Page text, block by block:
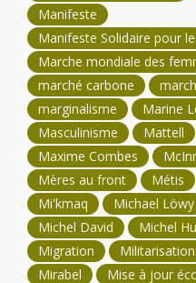
Manifeste
Manifeste Solidaire pour
Marche mondiale des
marché carbone
marginalisme
Marine
Masculinisme
Mattell
Maxime Combes
Mères au front
Métis
Mi'kmaq
Michael Löwy
Michel David
Michel
Migration
Militarisation
Mirabel
Mise à jour